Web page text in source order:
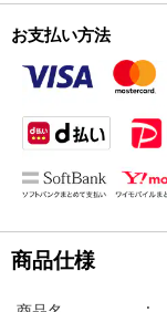
お支払い方法
商品仕様